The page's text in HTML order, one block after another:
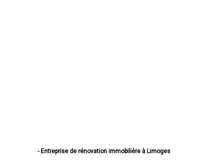
- Entreprise de rénovation immobilière à Limoges